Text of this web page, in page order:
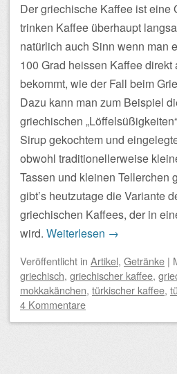
Der griechische Kaffee ist eine
trinken Kaffee überhaupt
natürlich auch Sinn wenn man
100 Grad heissen Kaffee direkt
bekommt, wie der Fall beim
Dazu kann man zum Beispiel
griechischen
Sirup gekochtem und
obwohl traditionellerweise
Tassen und kleinen Tellerchen
gibt’s heutzutage die Variante
griechischen Kaffees, der in
wird. Weiterlesen →
Veröffentlicht in Artikel, Getränke |
griechisch, griechischer kaffee,
mokkakänchen, türkischer kaffee,
4 Kommentare